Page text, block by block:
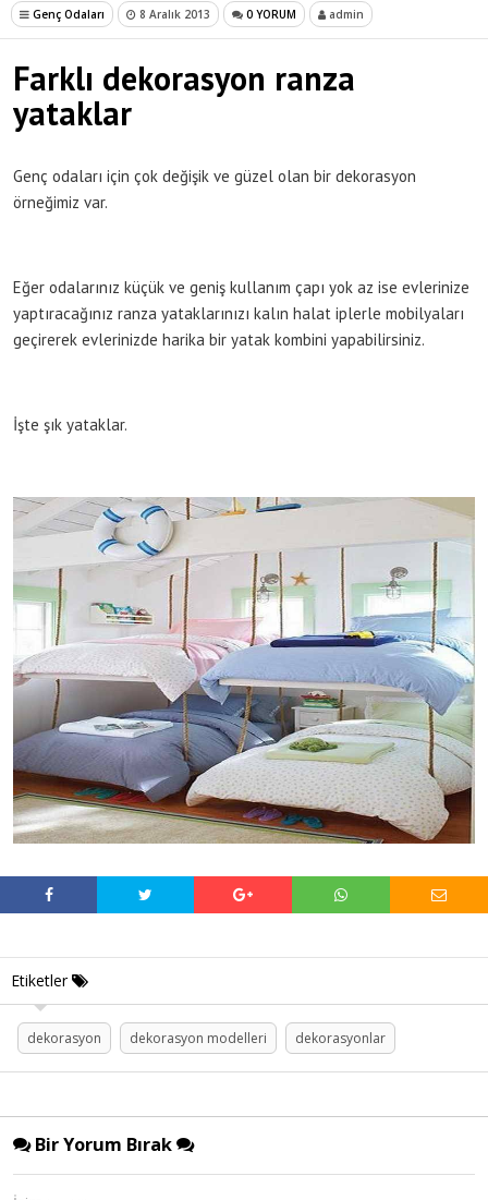
Genç Odaları 8 Aralık 2013 0 YORUM admin
Farklı dekorasyon ranza
yataklar
Genç odaları için çok değişik ve güzel olan bir dekorasyon
örneğimiz var.
Eğer odalarınız küçük ve geniş kullanım çapı yok az ise evlerinize
yaptıracağınız ranza yataklarınızı kalın halat iplerle mobilyaları
geçirerek evlerinizde harika bir yatak kombini yapabilirsiniz.
İşte şık yataklar.
Etiketler
dekorasyon dekorasyon modelleri dekorasyonlar
Bir Yorum Bırak